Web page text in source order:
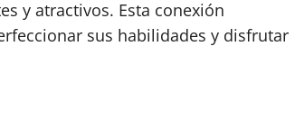
y atractivos. Esta conexión
sus habilidades y disfrutar